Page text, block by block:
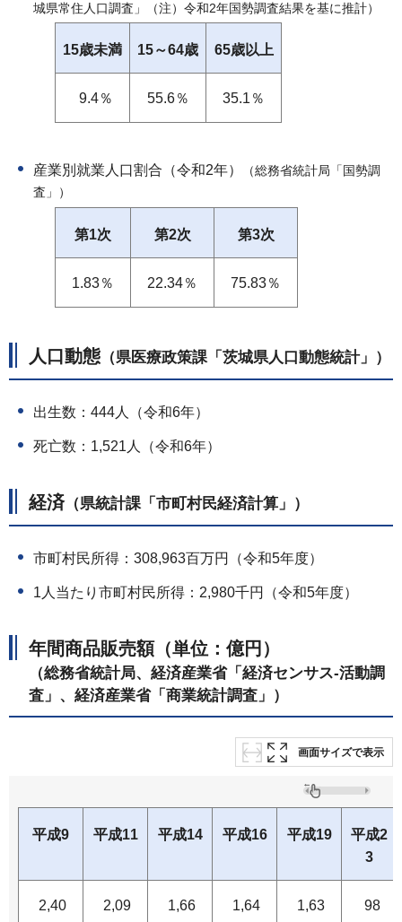
城県常住人口調査」（注）令和2年国勢調査結果を基に推計）
15歳未満 15～64歳 65歳以上
9.4％ 55.6％ 35.1％
産業別就業人口割合（令和2年）
（総務省統計局「国勢調
査」）
第1次 第2次 第3次
1.83％ 22.34％ 75.83％
人口動態 （県医療政策課「茨城県人口動態統計」）
出生数：444人（令和6年）
死亡数：1,521人（令和6年）
経済（県統計課「市町村民経済計算」）
市町村民所得：308,963百万円（令和5年度）
1人当たり市町村民所得：2,980千円（令和5年度）
年間商品販売額（単位：億円）
（総務省統計局、経済産業省「経済センサス-活動調
査」、経済産業省「商業統計調査」）
画面サイズで表示
平成9 平成11 平成14 平成16 平成19
平成2
3
2,40 2,09 1,66 1,64 1,63 98